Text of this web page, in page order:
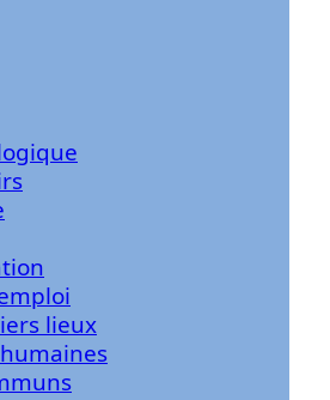
lieux